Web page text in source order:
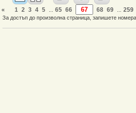
« 1 2 3 4 5 65 66 68 69 259
За достъп до произволна страница, запишете